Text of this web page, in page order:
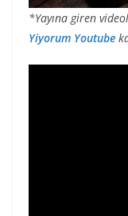
*Yayına giren
Yiyorum Youtube